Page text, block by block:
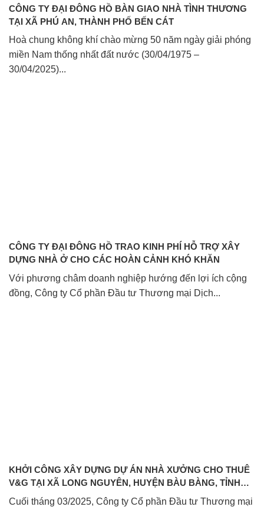
CÔNG TY ĐẠI ĐÔNG HỒ BÀN GIAO NHÀ TÌNH THƯƠNG
TẠI XÃ PHÚ AN, THÀNH PHỐ BẾN CÁT
Hoà chung không khí chào mừng 50 năm ngày giải phóng
miền Nam thống nhất đất nước (30/04/1975 –
30/04/2025)...
CÔNG TY ĐẠI ĐÔNG HỒ TRAO KINH PHÍ HỖ TRỢ XÂY
DỰNG NHÀ Ở CHO CÁC HOÀN CẢNH KHÓ KHĂN
Với phương châm doanh nghiệp hướng đến lợi ích cộng
đồng, Công ty Cổ phần Đầu tư Thương mại Dịch...
KHỞI CÔNG XÂY DỰNG DỰ ÁN NHÀ XƯỞNG CHO THUÊ
V&G TẠI XÃ LONG NGUYÊN, HUYỆN BÀU BÀNG, TỈNH
BÌNH DƯƠNG
Cuối tháng 03/2025, Công ty Cổ phần Đầu tư Thương mại